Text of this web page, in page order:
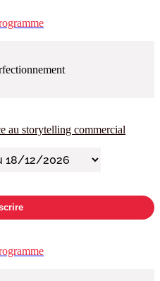
au storytelling commercial